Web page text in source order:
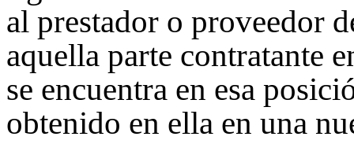
al prestador o proveedor
aquella parte contratante
se encuentra en esa
obtenido en ella en una